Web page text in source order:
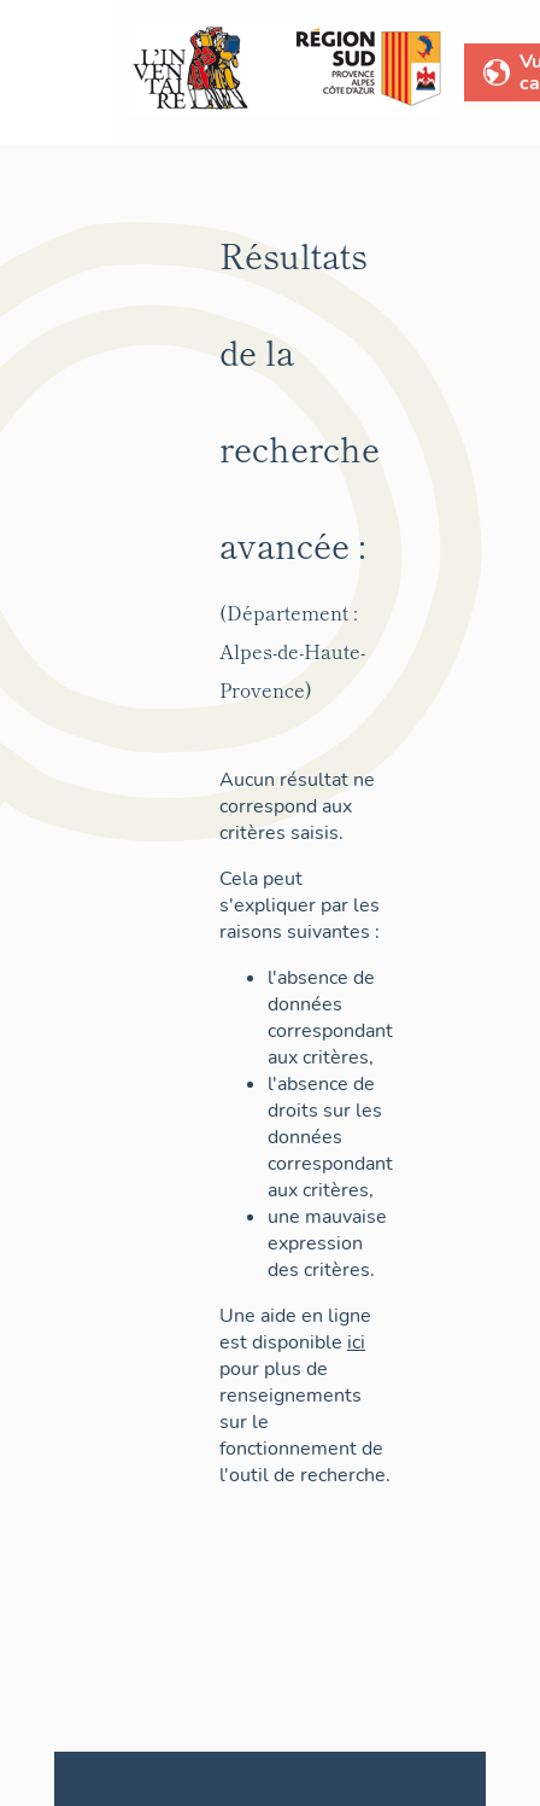
Résultats
de la
recherche
avancée :
(Département :
Alpes-de-Haute-
Provence)
Aucun résultat ne
correspond aux
critères saisis.
Cela peut
s'expliquer par les
raisons suivantes :
l'absence de
données
correspondant
aux critères,
l'absence de
droits sur les
données
correspondant
aux critères,
une mauvaise
expression
des critères.
Une aide en ligne
est disponible ici
pour plus de
renseignements
sur le
fonctionnement de
l'outil de recherche.